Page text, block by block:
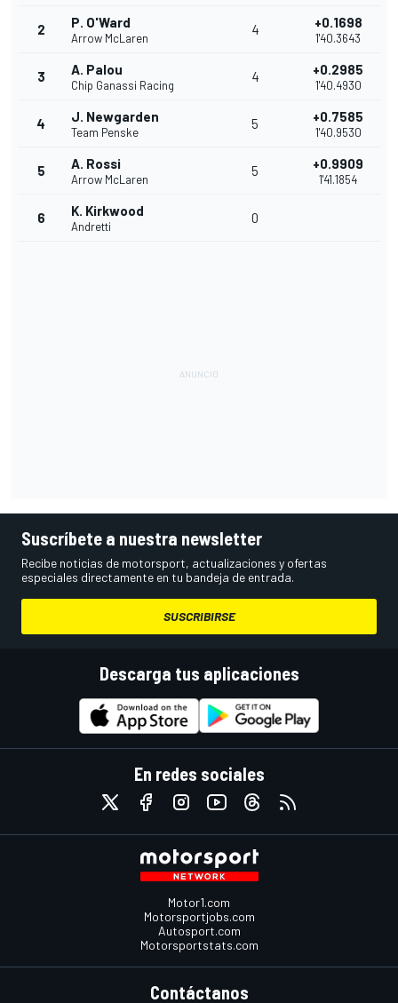
2 P. O'Ward
Arrow McLaren
4 +0.1698
1'40.3643
3 A. Palou
Chip Ganassi Racing
4 +0.2985
1'40.4930
4 J. Newgarden
Team Penske
5 +0.7585
1'40.9530
5 A. Rossi
Arrow McLaren
5 +0.9909
1'41.1854
6 K. Kirkwood
Andretti
0
Suscríbete a nuestra newsletter
Recibe noticias de motorsport, actualizaciones y ofertas
especiales directamente en tu bandeja de entrada.
SUSCRIBIRSE
Descarga tus aplicaciones
En redes sociales
Motor1.com
Motorsportjobs.com
Autosport.com
Motorsportstats.com
Contáctanos